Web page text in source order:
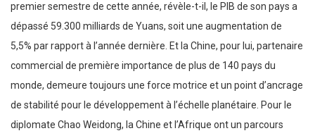
premier semestre de cette année, révèle-t-il, le PIB de son pays a
dépassé 59.300 milliards de Yuans, soit une augmentation de
5,5% par rapport à l’année dernière. Et la Chine, pour lui, partenaire
commercial de première importance de plus de 140 pays du
monde, demeure toujours une force motrice et un point d’ancrage
de stabilité pour le développement à l’échelle planétaire. Pour le
diplomate Chao Weidong, la Chine et l’Afrique ont un parcours